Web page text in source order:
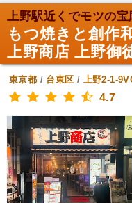
上野駅近くでモツの宝
もつ焼きと創作
上野商店 上野御
東京都 / 台東区 / 上野2-1-
4.7